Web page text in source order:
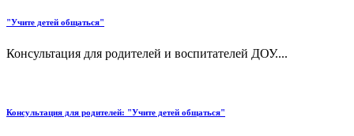
"Учите детей общаться"
Консультация для родителей и воспитателей ДОУ....
Консультация для родителей: "Учите детей общаться"